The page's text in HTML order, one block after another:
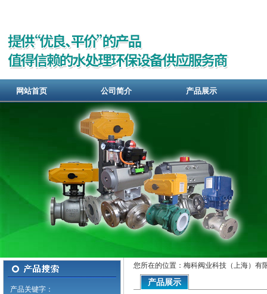
网站首页 公司简介 产品展示
产品关键字：
您所在的位置：梅科阀业科技（上海）有
产品展示